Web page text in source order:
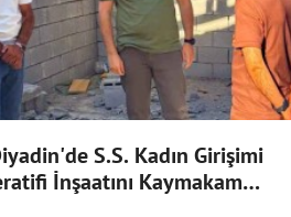
S.S. Kadın Girişimi
İnşaatını Kaymakam